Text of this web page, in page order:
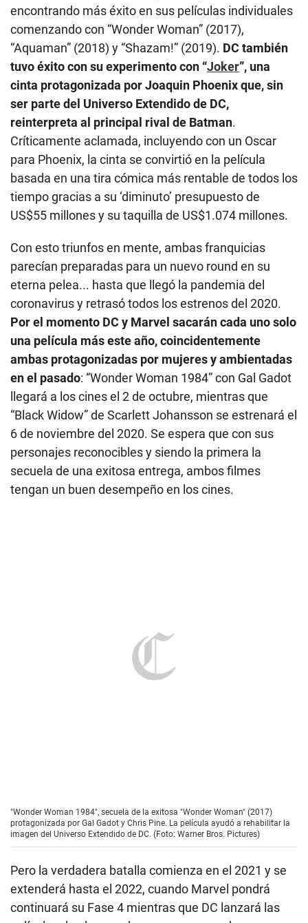
encontrando más éxito en sus películas individuales
comenzando con “Wonder Woman” (2017),
“Aquaman” (2018) y “Shazam!” (2019). DC también
tuvo éxito con su experimento con “Joker”, una
cinta protagonizada por Joaquin Phoenix que, sin
ser parte del Universo Extendido de DC,
reinterpreta al principal rival de Batman.
Críticamente aclamada, incluyendo con un Oscar
para Phoenix, la cinta se convirtió en la película
basada en una tira cómica más rentable de todos los
tiempo gracias a su ‘diminuto’ presupuesto de
US$55 millones y su taquilla de US$1.074 millones.
Con esto triunfos en mente, ambas franquicias
parecían preparadas para un nuevo round en su
eterna pelea... hasta que llegó la pandemia del
coronavirus y retrasó todos los estrenos del 2020.
Por el momento DC y Marvel sacarán cada uno solo
una película más este año, coincidentemente
ambas protagonizadas por mujeres y ambientadas
en el pasado: “Wonder Woman 1984” con Gal Gadot
llegará a los cines el 2 de octubre, mientras que
“Black Widow” de Scarlett Johansson se estrenará el
6 de noviembre del 2020. Se espera que con sus
personajes reconocibles y siendo la primera la
secuela de una exitosa entrega, ambos filmes
tengan un buen desempeño en los cines.
"Wonder Woman 1984", secuela de la exitosa "Wonder Woman" (2017)
protagonizada por Gal Gadot y Chris Pine. La película ayudó a rehabilitar la
imagen del Universo Extendido de DC. (Foto: Warner Bros. Pictures)
Pero la verdadera batalla comienza en el 2021 y se
extenderá hasta el 2022, cuando Marvel pondrá
continuará su Fase 4 mientras que DC lanzará las